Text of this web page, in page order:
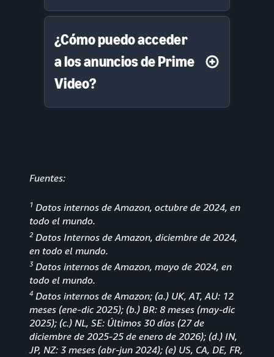
¿Cómo puedo acceder
a los anuncios de Prime
Video?
Fuentes:
1 Datos internos de Amazon, octubre de 2024, en
todo el mundo.
2 Datos Internos de Amazon, diciembre de 2024,
en todo el mundo.
3 Datos internos de Amazon, mayo de 2024, en
todo el mundo.
4 Datos internos de Amazon; (a.) UK, AT, AU: 12
meses (ene-dic 2025); (b.) BR: 8 meses (may-dic
2025); (c.) NL, SE: Últimos 30 días (27 de
diciembre de 2025-25 de enero de 2026); (d.) IN,
JP, NZ: 3 meses (abr-jun 2024); (e) US, CA, DE, FR,